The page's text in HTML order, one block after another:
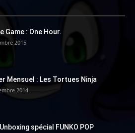
Game : One Hour.
2015
Mensuel : Les Tortues Ninja
2014
spécial FUNKO POP